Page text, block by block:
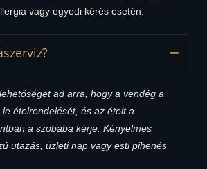
vagy egyedi kérés esetén.
ad arra, hogy a vendég a
ételrendelését, és az ételt a
a szobába kérje. Kényelmes
utazás, üzleti nap vagy esti pihenés